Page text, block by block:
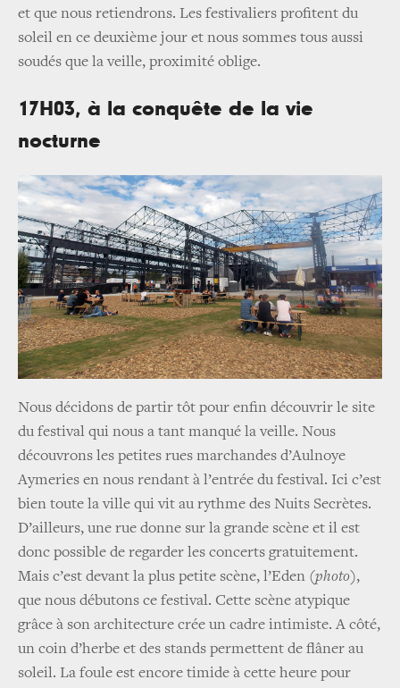
et que nous retiendrons. Les festivaliers profitent du
soleil en ce deuxième jour et nous sommes tous aussi
soudés que la veille, proximité oblige.
17H03, à la conquête de la vie
nocturne
Nous décidons de partir tôt pour enfin découvrir le site
du festival qui nous a tant manqué la veille. Nous
découvrons les petites rues marchandes d’Aulnoye
Aymeries en nous rendant à l’entrée du festival. Ici c’est
bien toute la ville qui vit au rythme des Nuits Secrètes.
D’ailleurs, une rue donne sur la grande scène et il est
donc possible de regarder les concerts gratuitement.
Mais c’est devant la plus petite scène, l’Eden (photo),
que nous débutons ce festival. Cette scène atypique
grâce à son architecture crée un cadre intimiste. A côté,
un coin d’herbe et des stands permettent de flâner au
soleil. La foule est encore timide à cette heure pour